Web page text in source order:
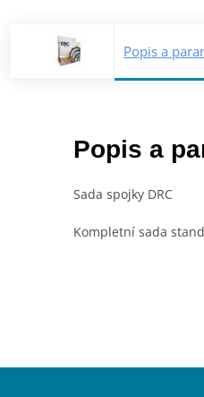
Popis a
Popis a
Sada spojky DRC
Kompletní sada